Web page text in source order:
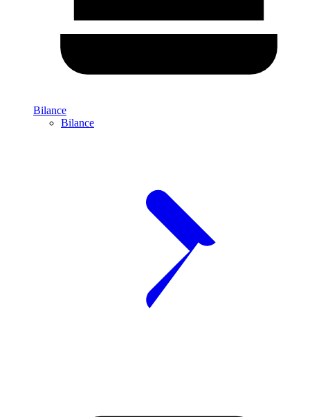
Bilance
Bilance